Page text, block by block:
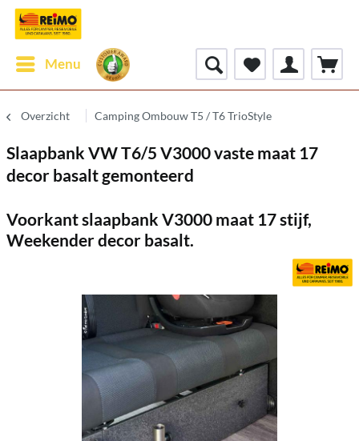
Menu
Overzicht Camping Ombouw T5 / T6 TrioStyle
Slaapbank VW T6/5 V3000 vaste maat 17
decor basalt gemonteerd
Voorkant slaapbank V3000 maat 17 stijf,
Weekender decor basalt.